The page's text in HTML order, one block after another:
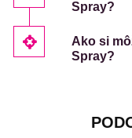
Spray?
Ako si
Spray?